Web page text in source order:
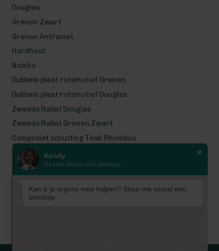
Wij zijn even met bouwvak! Van 7
tot en met 16 augustus is
Douglas
Grenen Zwart
Grenen Antraciet
Hardhout
Nobifix
Dubbele plaat rotsmotief Grenen
Dubbele plaat rotsmotief Douglas
Zweeds Rabat Douglas
Zweeds Rabat Grenen Zwart
Composiet schutting Teak Rhombus
Wij werken met eerlijke
gecertificeerde houtsoorten
Kendy
Reactie binnen één werkdag
Kan ik je ergens mee helpen? Stuur me vooral een
berichtje.